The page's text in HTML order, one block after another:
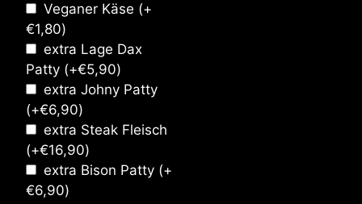
Veganer Käse (+
€1,80)
extra Lage Dax
Patty (+€5,90)
extra Johny Patty
(+€6,90)
extra Steak Fleisch
(+€16,90)
extra Bison Patty (+
€6,90)